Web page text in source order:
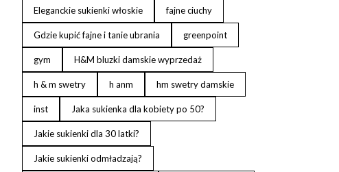
Eleganckie sukienki włoskie fajne ciuchy
Gdzie kupić fajne i tanie ubrania greenpoint
gym H&M bluzki damskie wyprzedaż
h & m swetry h anm hm swetry damskie
inst Jaka sukienka dla kobiety po 50?
Jakie sukienki dla 30 latki?
Jakie sukienki odmładzają?